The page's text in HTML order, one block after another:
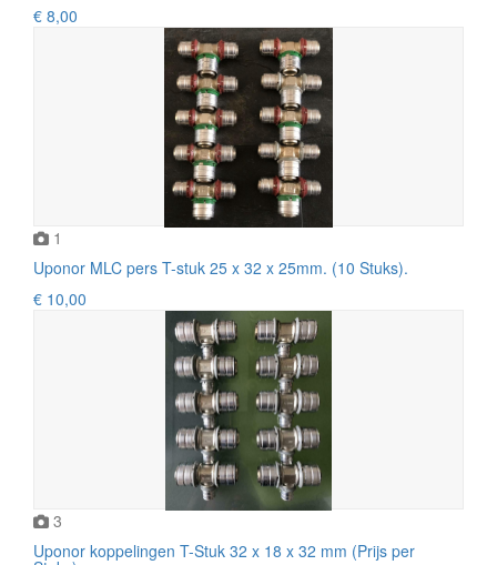
€ 8,00
1
Uponor MLC pers T-stuk 25 x 32 x 25mm. (10 Stuks).
€ 10,00
3
Uponor koppelingen T-Stuk 32 x 18 x 32 mm (Prijs per